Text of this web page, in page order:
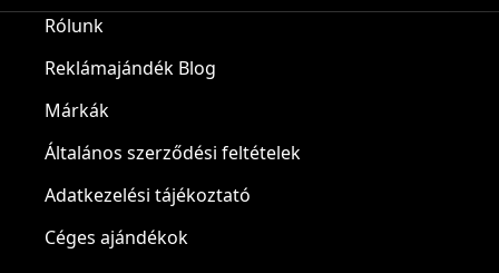
Rólunk
Reklámajándék Blog
Márkák
Általános szerződési feltételek
Adatkezelési tájékoztató
Céges ajándékok